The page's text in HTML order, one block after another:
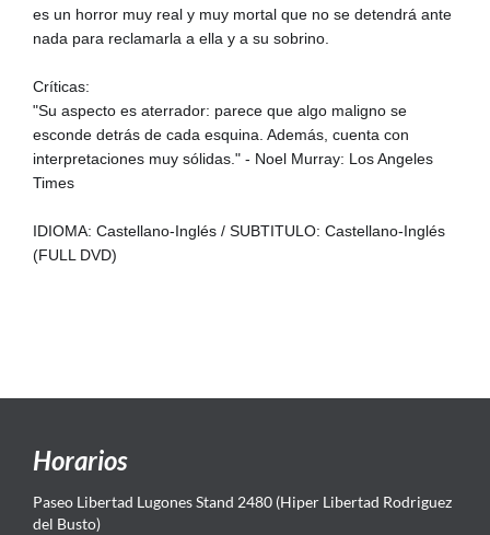
es un horror muy real y muy mortal que no se detendrá ante
nada para reclamarla a ella y a su sobrino.
Críticas:
"Su aspecto es aterrador: parece que algo maligno se
esconde detrás de cada esquina. Además, cuenta con
interpretaciones muy sólidas." - Noel Murray: Los Angeles
Times
IDIOMA: Castellano-Inglés / SUBTITULO: Castellano-Inglés
(FULL DVD)
Horarios
Paseo Libertad Lugones Stand 2480 (Hiper Libertad Rodriguez
del Busto)